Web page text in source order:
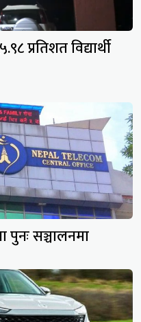
प्रतिशत विद्यार्थी
सञ्चालनमा